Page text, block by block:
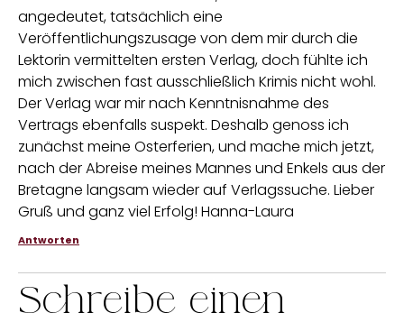
angedeutet, tatsächlich eine
Veröffentlichungszusage von dem mir durch die
Lektorin vermittelten ersten Verlag, doch fühlte ich
mich zwischen fast ausschließlich Krimis nicht wohl.
Der Verlag war mir nach Kenntnisnahme des
Vertrags ebenfalls suspekt. Deshalb genoss ich
zunächst meine Osterferien, und mache mich jetzt,
nach der Abreise meines Mannes und Enkels aus der
Bretagne langsam wieder auf Verlagssuche. Lieber
Gruß und ganz viel Erfolg! Hanna-Laura
Antworten
Schreibe einen